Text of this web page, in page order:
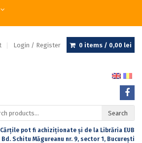
Login / Register 0 items / 0,00 lei
Search
Cărțile pot fi achiziționate și de la Librăria EUB
Bd. Schitu Măgureanu nr. 9, sector 1, București